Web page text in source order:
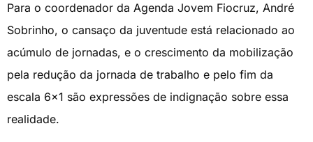
Para o coordenador da Agenda Jovem Fiocruz, André
Sobrinho, o cansaço da juventude está relacionado ao
acúmulo de jornadas, e o crescimento da mobilização
pela redução da jornada de trabalho e pelo fim da
escala 6×1 são expressões de indignação sobre essa
realidade.